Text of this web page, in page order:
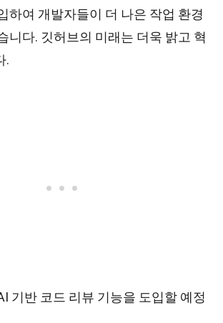
하여 개발자들이 더 나은 작업 환경
니다. 깃허브의 미래는 더욱 밝고 혁
.
기반 코드 리뷰 기능을 도입할 예정